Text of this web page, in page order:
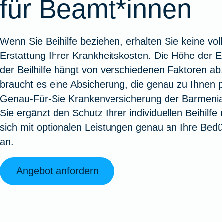
Oldtimerversicherung
Fahrradversicherung
Zur Produktübersicht
Haus-
Zur
Jäger-
Zur
Augenzusatzversicherung
Pflegemonatsgeld
Zur Produktübersicht Zur
Cyber-Versicherung
Zur Produktübersicht Zur
Spezialversicherungen
Filmversicherung
Zur Serviceübersicht
für Beamt*innen
Wenn Sie Beihilfe beziehen, erhalten Sie keine
Erstattung Ihrer Krankheitskosten. Die Höhe der
der Beilhilfe hängt von verschiedenen Faktoren
braucht es eine Absicherung, die genau zu Ihnen
Genau-Für-Sie Krankenversicherung der
Sie ergänzt den Schutz Ihrer individuellen Beihilfe
sich mit optionalen Leistungen genau an Ihre
an.
Angebot anfordern